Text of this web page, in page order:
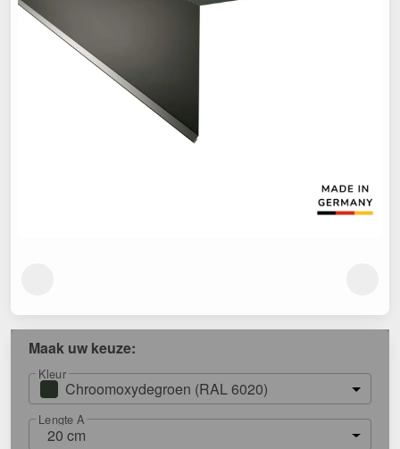
Maak uw keuze:
Kleur
Chroomoxydegroen (RAL 6020)
Lengte A
20 cm